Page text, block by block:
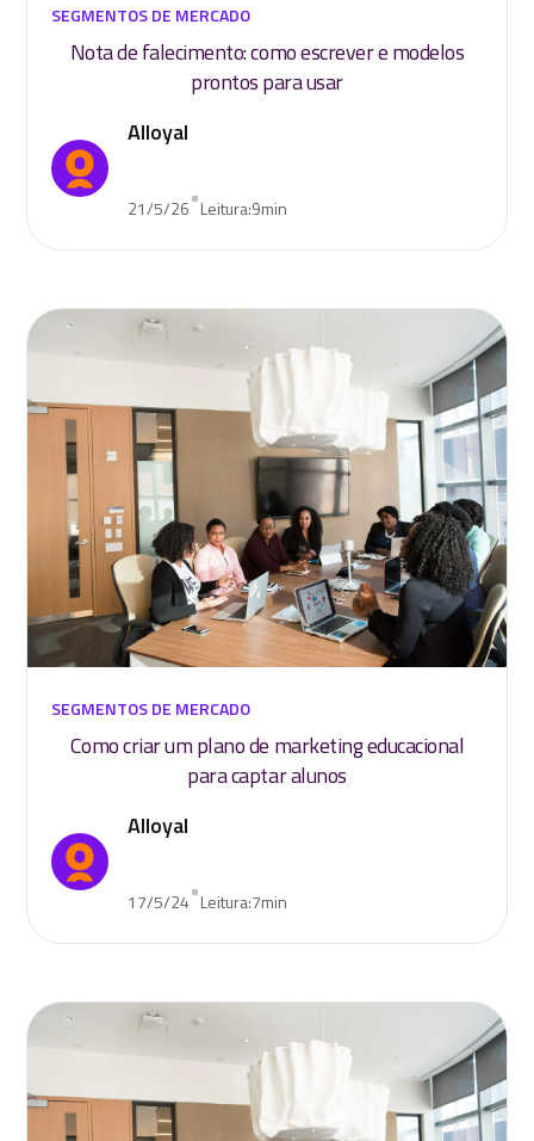
SEGMENTOS DE MERCADO
Nota de falecimento: como escrever e modelos
prontos para usar
Alloyal
21/5/26•Leitura:9min
SEGMENTOS DE MERCADO
Como criar um plano de marketing educacional
para captar alunos
Alloyal
17/5/24•Leitura:7min